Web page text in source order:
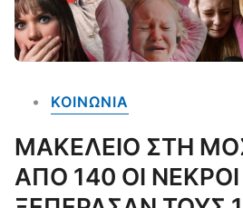
ΚΟΙΝΩΝΙΑ
ΜΑΚΕΛΕΙΟ ΣΤΗ
ΑΠΟ 140 ΟΙ ΝΕΚΡΟΙ |